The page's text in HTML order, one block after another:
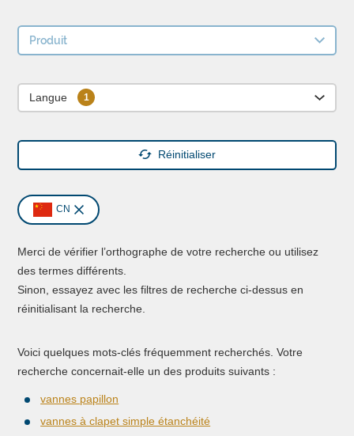
Produit
Langue
Réinitialiser
CN
Merci de vérifier l’orthographe de votre recherche ou utilisez
des termes différents.
Sinon, essayez avec les filtres de recherche ci-dessus en
réinitialisant la recherche.
Voici quelques mots-clés fréquemment recherchés. Votre
recherche concernait-elle un des produits suivants :
vannes papillon
vannes à clapet simple étanchéité